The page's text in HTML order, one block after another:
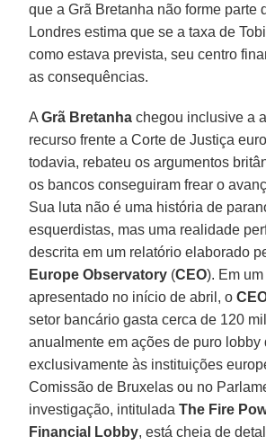
que a Grã Bretanha não forme parte
Londres estima que se a taxa de
como estava prevista, seu centro
as consequências.
AGrã Bretanha chegou inclusive a
recurso frente a Corte de Justiça
todavia, rebateu os argumentos
os bancos conseguiram frear o
Sua luta não é uma história de
esquerdistas, mas uma realidade
descrita em um relatório elaborado
Europe Observatory (CEO). Em
apresentado no início de abril, o
setor bancário gasta cerca de 120
anualmente em ações de puro lobby
exclusivamente às instituições
Comissão de Bruxelas ou no
investigação, intituladaThe Fire
Financial Lobby, está cheia de